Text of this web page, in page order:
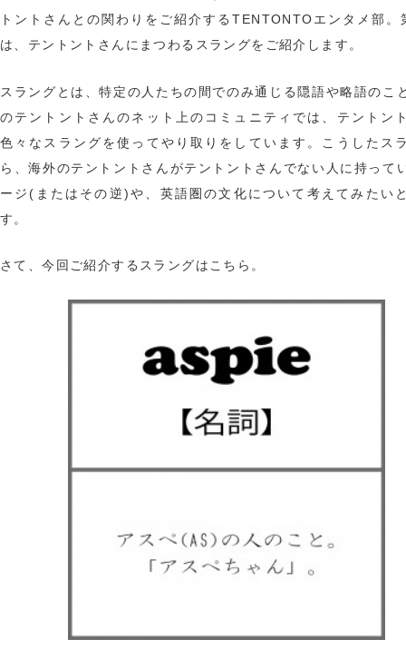
トントさんとの関わりをご紹介するTENTONTOエンタメ部。
は、テントントさんにまつわるスラングをご紹介します。
スラングとは、特定の人たちの間でのみ通じる隠語や略語のこ
のテントントさんのネット上のコミュニティでは、テントン
色々なスラングを使ってやり取りをしています。こうしたス
ら、海外のテントントさんがテントントさんでない人に持って
ージ(またはその逆)や、英語圏の文化について考えてみたい
す。
さて、今回ご紹介するスラングはこちら。